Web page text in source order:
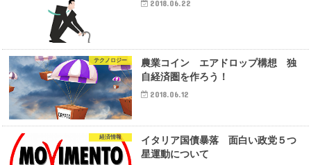
2018.06.22
テクノロジー
農業コイン エアドロップ構想 独
自経済圏を作ろう！
2018.06.12
経済情報
イタリア国債暴落 面白い政党５つ
星運動について